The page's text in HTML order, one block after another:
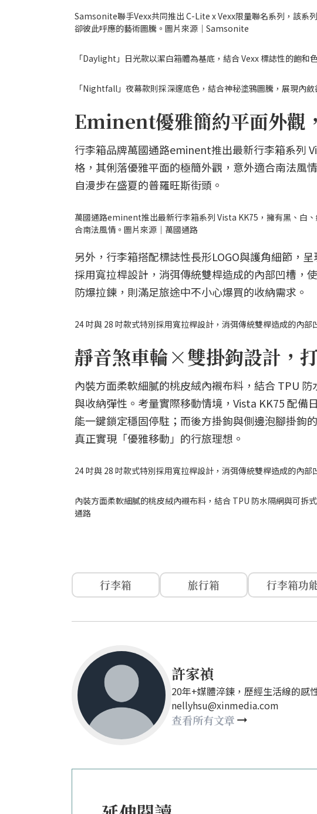
Samsonite聯手Vexx共同推出 C-Lite x Vexx限量聯名系列，該系
卻彼此呼應的藝術圖騰。圖片來源｜Samsonite
「Daylight」日光款以潔白箱體為基底，結合 Vexx 標誌性的飽
「Nightfall」夜幕款則採深邃底色，結合神秘塗鴉圖騰，展現內
Eminent優雅簡約平面外觀
行李箱品牌萬國通路eminent推出最新行李箱系列
格，其俐落優雅平面的極簡外觀，意外適合南法風
自漫步在盛夏的普羅旺斯街頭。
萬國通路eminent推出最新行李箱系列 Vista KK75，擁有黑、白
合南法風情。圖片來源｜萬國通路
另外，行李箱搭配標誌性長形LOGO與護角細節，
採用寬拉桿設計，消弭傳統雙桿造成的內部凹槽，
防爆拉鍊，則滿足旅途中不小心爆買的收納需求。
24 吋與 28 吋款式特別採用寬拉桿設計，消弭傳統雙桿造成的內
靜音煞車輪×雙掛鉤設計，
內裝方面柔軟細膩的桃皮絨內襯布料，結合 TPU
與收納彈性。考量實際移動情境，Vista KK75 配
能一鍵鎖定穩固停駐；而後方掛鉤與側邊泡腳掛鉤
真正實現「優雅移動」的行旅理想。
24 吋與 28 吋款式特別採用寬拉桿設計，消弭傳統雙桿造成的內
內裝方面柔軟細膩的桃皮絨內襯布料，結合 TPU 防水隔網與可拆
通路
行李箱 旅行箱 行李箱功
許家禎
20年+媒體淬鍊，歷經生活線的感
nellyhsu@xinmedia.com
查看所有文章